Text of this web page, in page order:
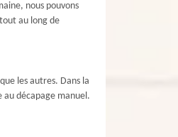
nous pouvons
au long de
les autres. Dans la
au décapage manuel.